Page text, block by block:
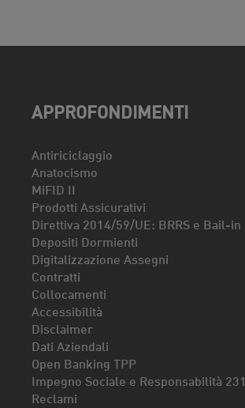
APPROFONDIMENTI
Antiriciclaggio
Anatocismo
MiFID II
Prodotti Assicurativi
Direttiva 2014/59/UE: BRRS e Bail-in
Depositi Dormienti
Digitalizzazione Assegni
Contratti
Collocamenti
Accessibilità
Disclaimer
Dati Aziendali
Open Banking TPP
Impegno Sociale e Responsabilità 231
Reclami